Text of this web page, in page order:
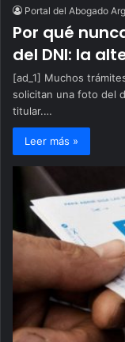
Portal del Abogado
Por qué
del DNI: la
[ad_1] Muchos
solicitan una foto del
titular.…
Leer más »